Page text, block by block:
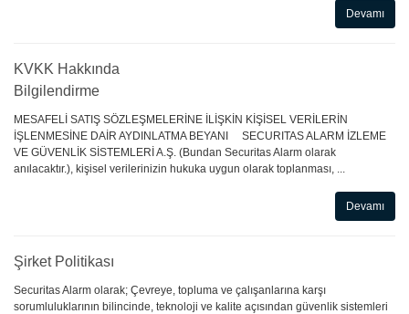
Devamı
KVKK Hakkında
Bilgilendirme
MESAFELİ SATIŞ SÖZLEŞMELERİNE İLİŞKİN KİŞİSEL VERİLERİN
İŞLENMESİNE DAİR AYDINLATMA BEYANI SECURITAS ALARM İZLEME
VE GÜVENLİK SİSTEMLERİ A.Ş. (Bundan Securitas Alarm olarak
anılacaktır.), kişisel verilerinizin hukuka uygun olarak toplanması, ...
Devamı
Şirket Politikası
Securitas Alarm olarak; Çevreye, topluma ve çalışanlarına karşı
sorumluluklarının bilincinde, teknoloji ve kalite açısından güvenlik sistemleri